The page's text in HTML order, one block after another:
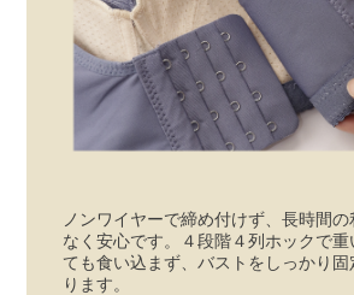
ノンワイヤーで締め付けず、長時間
なく安心です。４段階４列ホックで
ても食い込まず、バストをしっかり
ります。